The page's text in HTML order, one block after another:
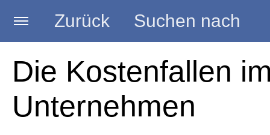
Zurück Suchen nach
Startseite
BLOG HANDWERK
Die Kostenfallen
Unternehmen